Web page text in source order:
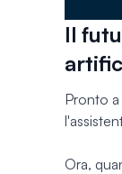
Il
Pronto
Ora,